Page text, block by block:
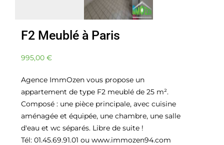
F2 Meublé à Paris
995,00 €
Agence ImmOzen vous propose un
appartement de type F2 meublé de 25 m².
Composé : une pièce principale, avec cuisine
aménagée et équipée, une chambre, une salle
d'eau et wc séparés. Libre de suite !
Tél: 01.45.69.91.01 ou www.immozen94.com